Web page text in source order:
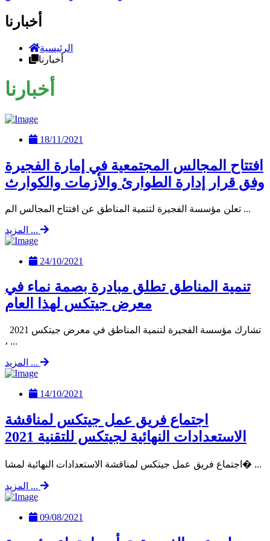
أخبارنا
الرئيسية
أخبارنا
أخبارنا
18/11/2021
افتتاح المجالس المجتمعية في إمارة الفجيرة
وفق قرار إدارة الطوارئ والأزمات والكوارث
تعلن مؤسسة الفجيرة لتنمية المناطق عن افتتاح المجالس الم ...
المزيد ...
24/10/2021
تنمية المناطق تطلق مبادرة بصمة نماء في
معرض جيتكس لهذا العام
، ...
المزيد ...
14/10/2021
اجتماع فريق عمل جيتكس لمناقشة
الاستعدادات النهائية لجيتكس للتقنية 2021
اجتماع فريق عمل جيتكس لمناقشة الاستعدادات النهائية لمشا� ...
المزيد ...
09/08/2021